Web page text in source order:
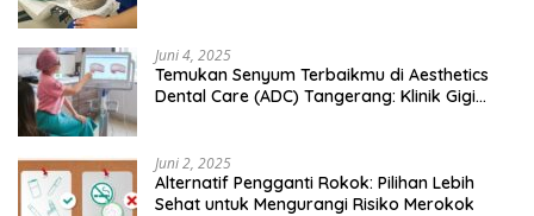
Juni 4, 2025
Temukan Senyum Terbaikmu di Aesthetics
Dental Care (ADC) Tangerang: Klinik Gigi
Juni 2, 2025
Alternatif Pengganti Rokok: Pilihan Lebih
Sehat untuk Mengurangi Risiko Merokok